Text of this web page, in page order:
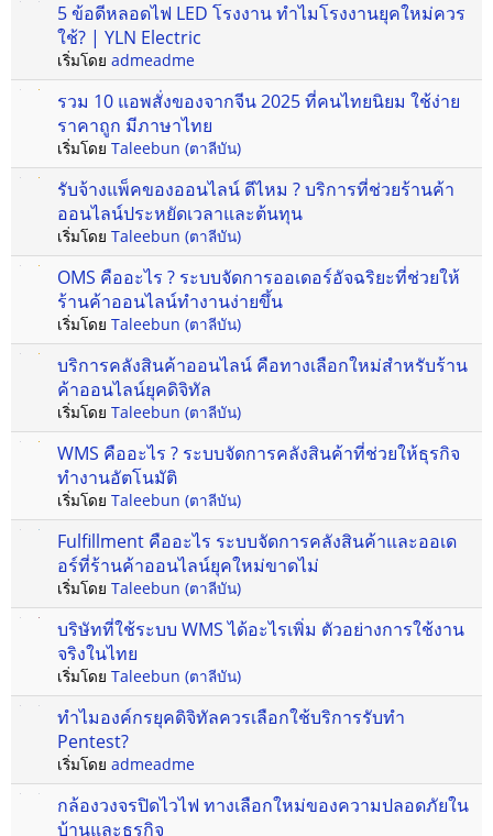
5 ข้อดีหลอดไฟ LED โรงงาน ทำไมโรงงานยุคใหม่ควร
ใช้? | YLN Electric
เริ่มโดย admeadme
รวม 10 แอพสั่งของจากจีน 2025 ที่คนไทยนิยม ใช้ง่าย
ราคาถูก มีภาษาไทย
เริ่มโดย Taleebun (ตาลีบัน)
รับจ้างแพ็คของออนไลน์ ดีไหม ? บริการที่ช่วยร้านค้า
ออนไลน์ประหยัดเวลาและต้นทุน
เริ่มโดย Taleebun (ตาลีบัน)
OMS คืออะไร ? ระบบจัดการออเดอร์อัจฉริยะที่ช่วยให้
ร้านค้าออนไลน์ทำงานง่ายขึ้น
เริ่มโดย Taleebun (ตาลีบัน)
บริการคลังสินค้าออนไลน์ คือทางเลือกใหม่สำหรับร้าน
ค้าออนไลน์ยุคดิจิทัล
เริ่มโดย Taleebun (ตาลีบัน)
WMS คืออะไร ? ระบบจัดการคลังสินค้าที่ช่วยให้ธุรกิจ
ทำงานอัตโนมัติ
เริ่มโดย Taleebun (ตาลีบัน)
Fulfillment คืออะไร ระบบจัดการคลังสินค้าและออเด
อร์ที่ร้านค้าออนไลน์ยุคใหม่ขาดไม่
เริ่มโดย Taleebun (ตาลีบัน)
บริษัทที่ใช้ระบบ WMS ได้อะไรเพิ่ม ตัวอย่างการใช้งาน
จริงในไทย
เริ่มโดย Taleebun (ตาลีบัน)
ทำไมองค์กรยุคดิจิทัลควรเลือกใช้บริการรับทำ
Pentest?
เริ่มโดย admeadme
กล้องวงจรปิดไวไฟ ทางเลือกใหม่ของความปลอดภัยใน
บ้านและธุรกิจ